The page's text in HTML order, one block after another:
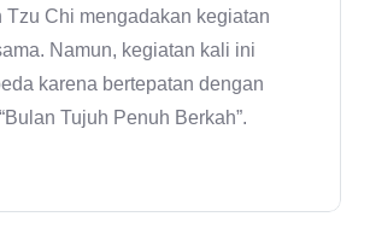
Tzu Chi mengadakan kegiatan
Namun, kegiatan kali ini
karena bertepatan dengan
Tujuh Penuh Berkah”.